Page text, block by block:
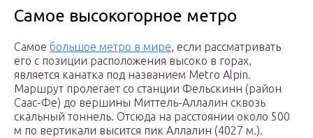
Самое высокогорное метро
Самое большое метро в мире, если рассматривать
его с позиции расположения высоко в горах,
является канатка под названием Metro Alpin.
Маршрут пролегает со станции Фельскинн (район
Саас-Фе) до вершины Миттель-Аллалин сквозь
скальный тоннель. Отсюда на расстоянии около 500
м по вертикали высится пик Аллалин (4027 м.).